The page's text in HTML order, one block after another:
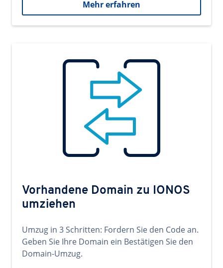
Mehr erfahren
Vorhandene Domain zu IONOS
umziehen
Umzug in 3 Schritten: Fordern Sie den Code an.
Geben Sie Ihre Domain ein Bestätigen Sie den
Domain-Umzug.